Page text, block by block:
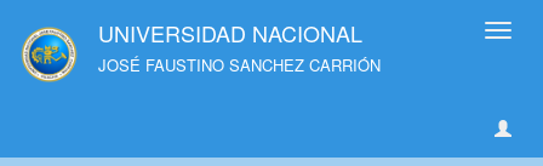
UNIVERSIDAD NACIONAL
JOSÉ FAUSTINO SANCHEZ CARRIÓN